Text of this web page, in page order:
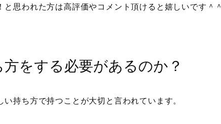
思われた方は高評価やコメント頂けると嬉しいです＾＾
をする必要があるのか？
持ち方で持つことが大切と言われています。